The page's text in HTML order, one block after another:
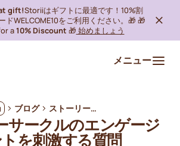
gift!Storiiはギフトに最適です！10%割
ドWELCOME10をご利用ください。🎁 🎁
a10% Discount 🎁 始めましょう
メニュー
ブログ ストーリーサークルのエンゲージメントを刺激する質問
サークルのエンゲージ
を刺激する質問